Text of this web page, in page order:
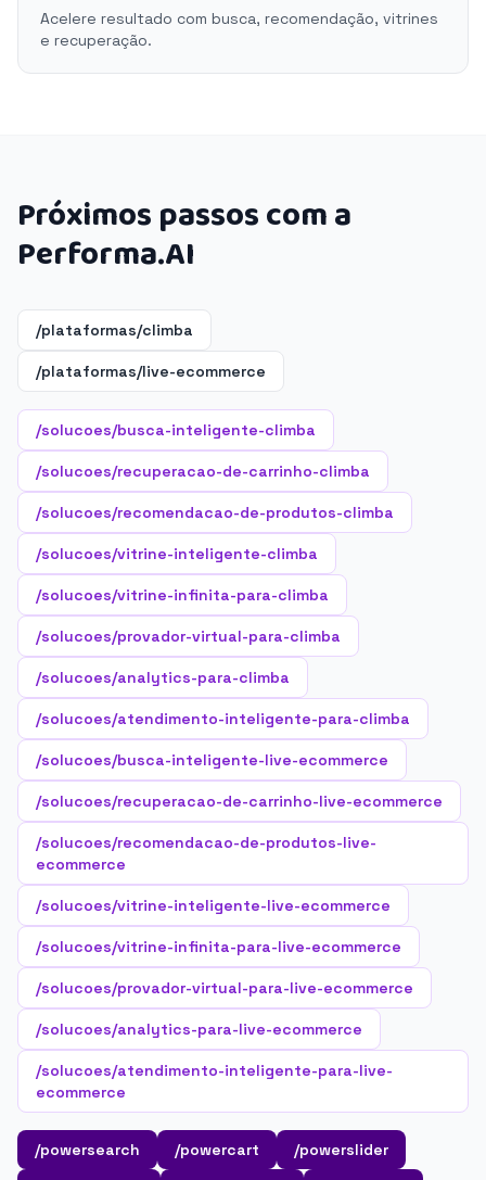
Acelere resultado com busca, recomendação, vitrines
e recuperação.
Próximos passos com a
Performa.AI
/plataformas/climba
/plataformas/live-ecommerce
/solucoes/busca-inteligente-climba
/solucoes/recuperacao-de-carrinho-climba
/solucoes/recomendacao-de-produtos-climba
/solucoes/vitrine-inteligente-climba
/solucoes/vitrine-infinita-para-climba
/solucoes/provador-virtual-para-climba
/solucoes/analytics-para-climba
/solucoes/atendimento-inteligente-para-climba
/solucoes/busca-inteligente-live-ecommerce
/solucoes/recuperacao-de-carrinho-live-ecommerce
/solucoes/recomendacao-de-produtos-live-
ecommerce
/solucoes/vitrine-inteligente-live-ecommerce
/solucoes/vitrine-infinita-para-live-ecommerce
/solucoes/provador-virtual-para-live-ecommerce
/solucoes/analytics-para-live-ecommerce
/solucoes/atendimento-inteligente-para-live-
ecommerce
/powersearch /powercart
/powerslider